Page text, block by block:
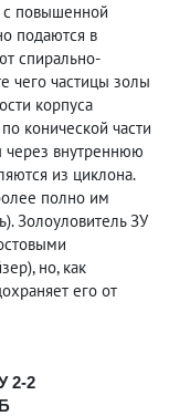
повышенной
подаются в
спирально-
чего частицы золы
корпуса
конической части
через внутреннюю
из циклона.
полно им
Золоуловитель ЗУ
но, как
его от
2-2